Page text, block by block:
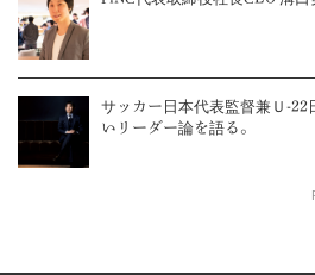
サッカー日本代表監督兼Ｕ-22
いリーダー論を語る。